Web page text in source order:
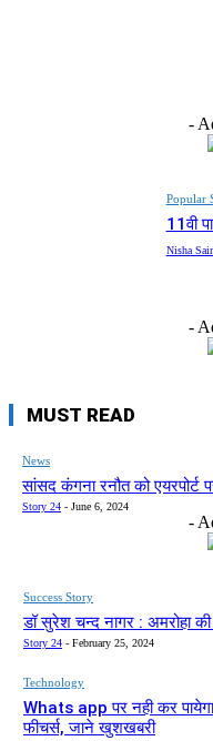
-
Popular
11वी
Nisha
-
MUST READ
News
सांसद कंगना रनौत को एयरपोर्ट
Story 24 - June 6, 2024
-
Success Story
डॉ सुरेश चन्द नागर : अमरोहा की
Story 24 - February 25, 2024
Technology
Whats app पर नही कर
फीचर्स, जाने खुशखबरी